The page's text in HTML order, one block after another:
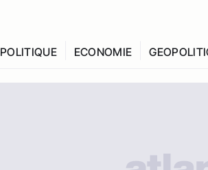
POLITIQUE ECONOMIE